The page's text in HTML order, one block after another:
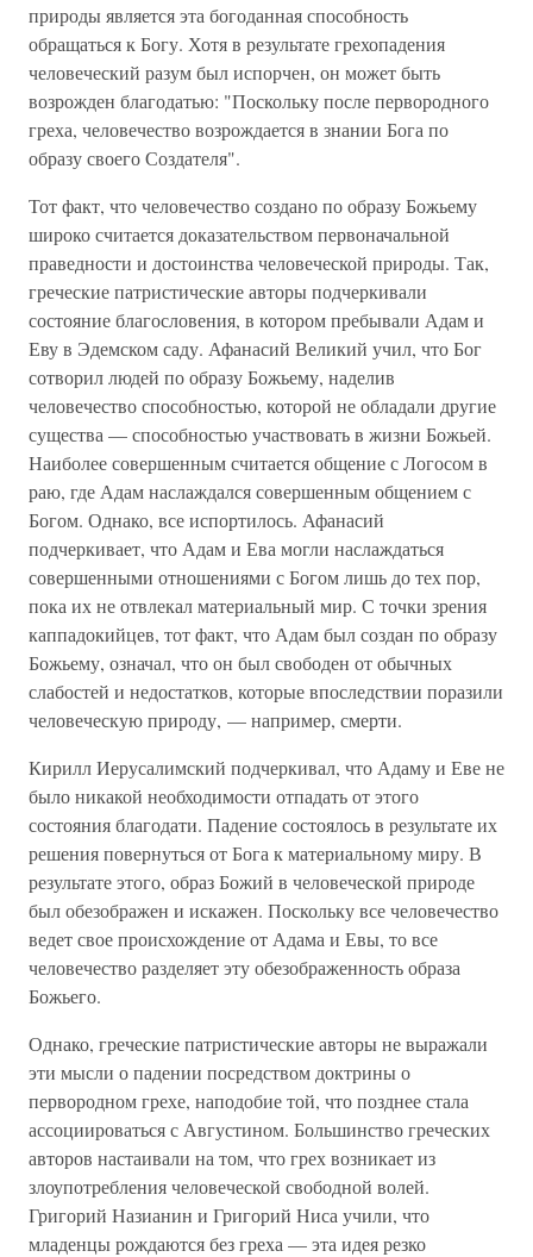
природы является эта богоданная способность
обращаться к Богу. Хотя в результате грехопадения
человеческий разум был испорчен, он может быть
возрожден благодатью: "Поскольку после первородного
греха, человечество возрождается в знании Бога по
образу своего Создателя".
Тот факт, что человечество создано по образу Божьему
широко считается доказательством первоначальной
праведности и достоинства человеческой природы. Так,
греческие патристические авторы подчеркивали
состояние благословения, в котором пребывали Адам и
Еву в Эдемском саду. Афанасий Великий учил, что Бог
сотворил людей по образу Божьему, наделив
человечество способностью, которой не обладали другие
существа — способностью участвовать в жизни Божьей.
Наиболее совершенным считается общение с Логосом в
раю, где Адам наслаждался совершенным общением с
Богом. Однако, все испортилось. Афанасий
подчеркивает, что Адам и Ева могли наслаждаться
совершенными отношениями с Богом лишь до тех пор,
пока их не отвлекал материальный мир. С точки зрения
каппадокийцев, тот факт, что Адам был создан по образу
Божьему, означал, что он был свободен от обычных
слабостей и недостатков, которые впоследствии поразили
человеческую природу, — например, смерти.
Кирилл Иерусалимский подчеркивал, что Адаму и Еве не
было никакой необходимости отпадать от этого
состояния благодати. Падение состоялось в результате их
решения повернуться от Бога к материальному миру. В
результате этого, образ Божий в человеческой природе
был обезображен и искажен. Поскольку все человечество
ведет свое происхождение от Адама и Евы, то все
человечество разделяет эту обезображенность образа
Божьего.
Однако, греческие патристические авторы не выражали
эти мысли о падении посредством доктрины о
первородном грехе, наподобие той, что позднее стала
ассоциироваться с Августином. Большинство греческих
авторов настаивали на том, что грех возникает из
злоупотребления человеческой свободной волей.
Григорий Назианин и Григорий Ниса учили, что
младенцы рождаются без греха — эта идея резко